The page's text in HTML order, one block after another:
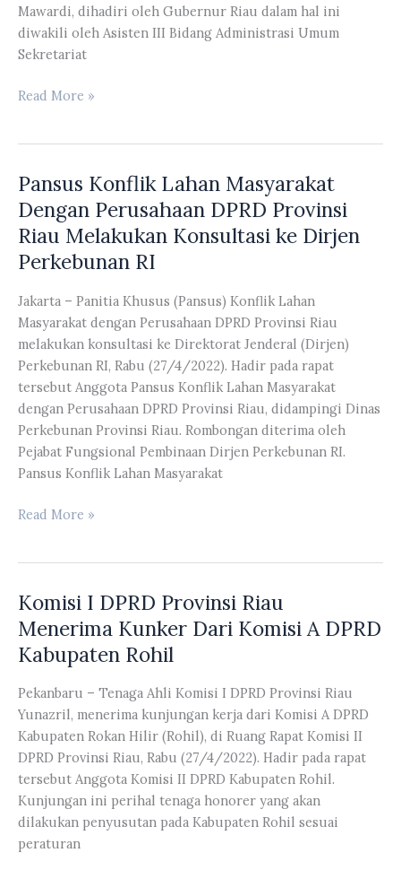
Mawardi, dihadiri oleh Gubernur Riau dalam hal ini
diwakili oleh Asisten III Bidang Administrasi Umum
Sekretariat
Anggota
Provinsi
Riau
Kasim
Menghadiri
Hari
Jadi
ke-
23
Kota
Dumai
Tahun
2022
Read More »
Pansus Konflik Lahan Masyarakat
Dengan Perusahaan DPRD Provinsi
Riau Melakukan Konsultasi ke Dirjen
Perkebunan RI
Jakarta – Panitia Khusus (Pansus) Konflik Lahan
Masyarakat dengan Perusahaan DPRD Provinsi Riau
melakukan konsultasi ke Direktorat Jenderal (Dirjen)
Perkebunan RI, Rabu (27/4/2022). Hadir pada rapat
tersebut Anggota Pansus Konflik Lahan Masyarakat
dengan Perusahaan DPRD Provinsi Riau, didampingi Dinas
Perkebunan Provinsi Riau. Rombongan diterima oleh
Pejabat Fungsional Pembinaan Dirjen Perkebunan RI.
Pansus Konflik Lahan Masyarakat
Pansus
Dengan
Perusahaan
Provinsi
Riau
Melakukan
Konsultasi
ke
Dirjen
Perkebunan
RI
Read More »
Komisi I DPRD Provinsi Riau
Menerima Kunker Dari Komisi A DPRD
Kabupaten Rohil
Pekanbaru – Tenaga Ahli Komisi I DPRD Provinsi Riau
Yunazril, menerima kunjungan kerja dari Komisi A DPRD
Kabupaten Rokan Hilir (Rohil), di Ruang Rapat Komisi II
DPRD Provinsi Riau, Rabu (27/4/2022). Hadir pada rapat
tersebut Anggota Komisi II DPRD Kabupaten Rohil.
Kunjungan ini perihal tenaga honorer yang akan
dilakukan penyusutan pada Kabupaten Rohil sesuai
peraturan